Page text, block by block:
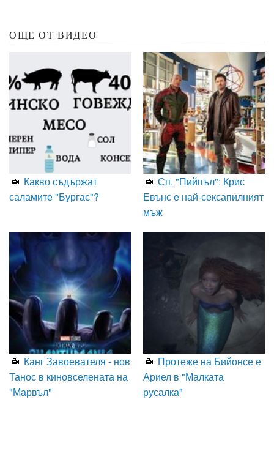
ОЩЕ ОТ ВИДЕО
Какво съдържат
саламите "Бургас"?
Сп. "Пийпъл": Крис
Евънс е най-сексапилният
мъж
Канг Завоевателя - нов
Танос в киновселената на
"Марвъл"
Протеже на Бийонсе е
Ариел в "Малката
русалка"